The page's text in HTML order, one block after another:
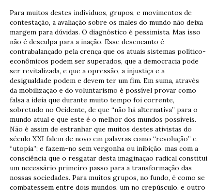
Para muitos destes indivíduos, grupos, e movimentos de
contestação, a avaliação sobre os males do mundo não deixa
margem para dúvidas. O diagnóstico é pessimista. Mas isso
não é desculpa para a inação. Esse desencanto é
contrabalançado pela crença que os atuais sistemas político-
econômicos podem ser superados, que a democracia pode
ser revitalizada, e que a opressão, a injustiça e a
desigualdade podem e devem ter um fim. Em suma, através
da mobilização e do voluntarismo é possível provar como
falsa a ideia que durante muito tempo foi corrente,
sobretudo no Ocidente, de que “não há alternativa” para o
mundo atual e que este é o melhor dos mundos possíveis.
Não é assim de estranhar que muitos destes ativistas do
século XXI falem de novo em palavras como “revolução” e
“utopia”; e fazem-no sem vergonha ou inibição, mas com a
consciência que o resgatar desta imaginação radical constitui
um necessário primeiro passo para a transformação das
nossas sociedades. Para muitos grupos, no fundo, é como se
combatessem entre dois mundos, um no crepúsculo, e outro